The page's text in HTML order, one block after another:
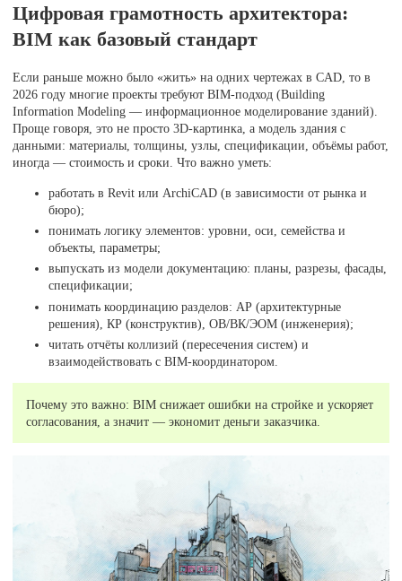
Цифровая грамотность архитектора:
BIM как базовый стандарт
Если раньше можно было «жить» на одних чертежах в CAD, то в
2026 году многие проекты требуют BIM-подход (Building
Information Modeling — информационное моделирование зданий).
Проще говоря, это не просто 3D-картинка, а модель здания с
данными: материалы, толщины, узлы, спецификации, объёмы работ,
иногда — стоимость и сроки. Что важно уметь:
работать в Revit или ArchiCAD (в зависимости от рынка и
бюро);
понимать логику элементов: уровни, оси, семейства и
объекты, параметры;
выпускать из модели документацию: планы, разрезы, фасады,
спецификации;
понимать координацию разделов: АР (архитектурные
решения), КР (конструктив), ОВ/ВК/ЭОМ (инженерия);
читать отчёты коллизий (пересечения систем) и
взаимодействовать с BIM-координатором.
Почему это важно: BIM снижает ошибки на стройке и ускоряет
согласования, а значит — экономит деньги заказчика.